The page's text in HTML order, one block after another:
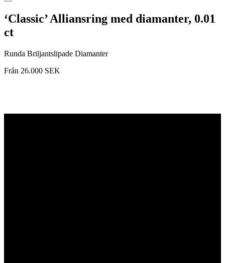
‘Classic’ Alliansring med diamanter, 0.01
ct
Runda Briljantslipade Diamanter
Från 26.000 SEK